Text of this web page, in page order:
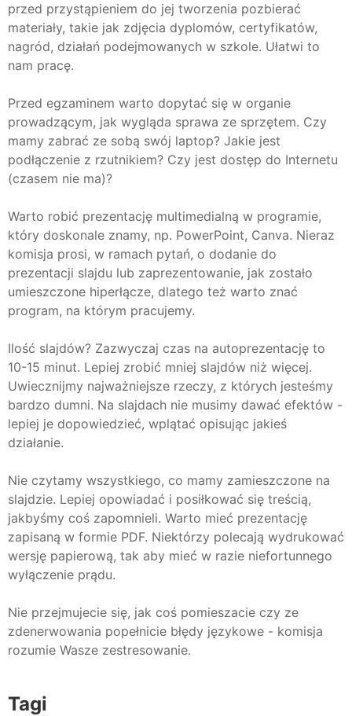
przed przystąpieniem do jej tworzenia pozbierać
materiały, takie jak zdjęcia dyplomów, certyfikatów,
nagród, działań podejmowanych w szkole. Ułatwi to
nam pracę.
Przed egzaminem warto dopytać się w organie
prowadzącym, jak wygląda sprawa ze sprzętem. Czy
mamy zabrać ze sobą swój laptop? Jakie jest
podłączenie z rzutnikiem? Czy jest dostęp do Internetu
(czasem nie ma)?
Warto robić prezentację multimedialną w programie,
który doskonale znamy, np. PowerPoint, Canva. Nieraz
komisja prosi, w ramach pytań, o dodanie do
prezentacji slajdu lub zaprezentowanie, jak zostało
umieszczone hiperłącze, dlatego też warto znać
program, na którym pracujemy.
Ilość slajdów? Zazwyczaj czas na autoprezentację to
10-15 minut. Lepiej zrobić mniej slajdów niż więcej.
Uwiecznijmy najważniejsze rzeczy, z których jesteśmy
bardzo dumni. Na slajdach nie musimy dawać efektów -
lepiej je dopowiedzieć, wplątać opisując jakieś
działanie.
Nie czytamy wszystkiego, co mamy zamieszczone na
slajdzie. Lepiej opowiadać i posiłkować się treścią,
jakbyśmy coś zapomnieli. Warto mieć prezentację
zapisaną w formie PDF. Niektórzy polecają wydrukować
wersję papierową, tak aby mieć w razie niefortunnego
wyłączenie prądu.
Nie przejmujecie się, jak coś pomieszacie czy ze
zdenerwowania popełnicie błędy językowe - komisja
rozumie Wasze zestresowanie.
Tagi